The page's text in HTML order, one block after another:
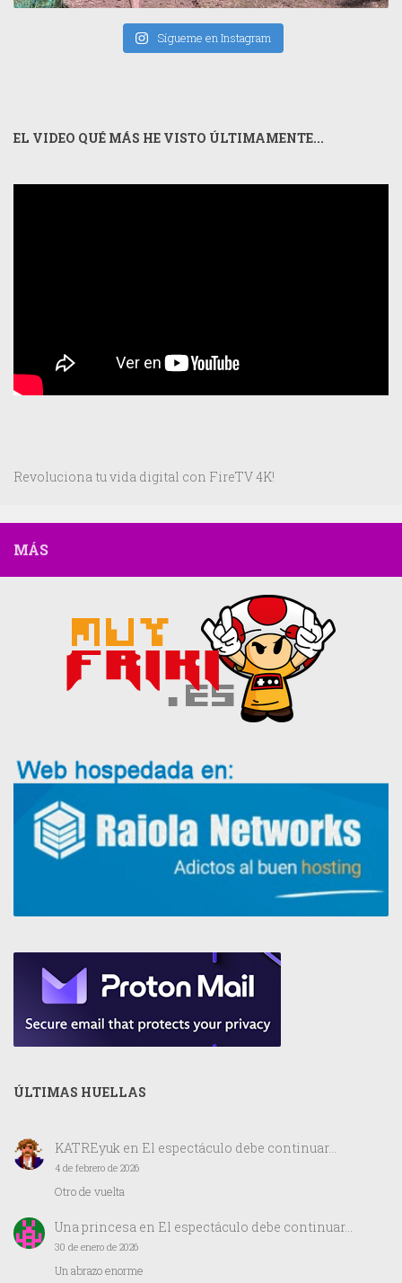
Sígueme en Instagram
EL VIDEO QUÉ MÁS HE VISTO ÚLTIMAMENTE...
Revoluciona tu vida digital con FireTV 4K!
MÁS
ÚLTIMAS HUELLAS
KATREyuken El espectáculo debe continuar…
4 de febrero de 2026
Otro de vuelta
Una princesa en El espectáculo debe continuar…
30 de enero de 2026
Un abrazo enorme